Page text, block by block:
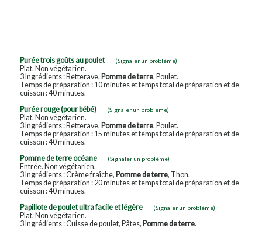
Purée trois goûts au poulet (Signaler un problème)
Plat. Non végétarien.
3 Ingrédients : Betterave, Pomme de terre, Poulet.
Temps de préparation : 10 minutes et temps total de préparation et de
cuisson : 40 minutes.
Purée rouge (pour bébé)
(Signaler un problème)
Plat. Non végétarien.
3 Ingrédients : Betterave, Pomme de terre, Poulet.
Temps de préparation : 15 minutes et temps total de préparation et de
cuisson : 40 minutes.
Pomme de terre océane
(Signaler un problème)
Entrée. Non végétarien.
3 Ingrédients : Crème fraîche, Pomme de terre, Thon.
Temps de préparation : 20 minutes et temps total de préparation et de
cuisson : 40 minutes.
Papillote de poulet ultra facile et légère
(Signaler un problème)
Plat. Non végétarien.
3 Ingrédients : Cuisse de poulet, Pâtes, Pomme de terre.